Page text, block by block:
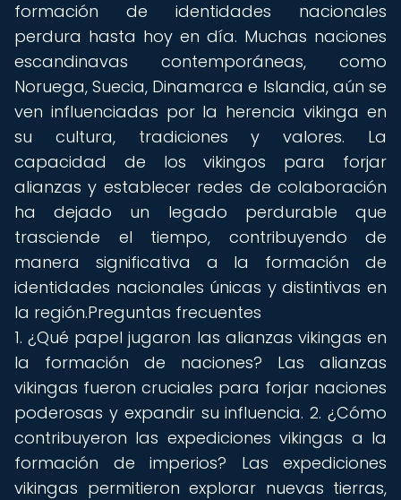
formación de identidades nacionales
perdura hasta hoy en día. Muchas naciones
escandinavas contemporáneas, como
Noruega, Suecia, Dinamarca e Islandia, aún se
ven influenciadas por la herencia vikinga en
su cultura, tradiciones y valores. La
capacidad de los vikingos para forjar
alianzas y establecer redes de colaboración
ha dejado un legado perdurable que
trasciende el tiempo, contribuyendo de
manera significativa a la formación de
identidades nacionales únicas y distintivas en
la región.Preguntas frecuentes
1. ¿Qué papel jugaron las alianzas vikingas en
la formación de naciones? Las alianzas
vikingas fueron cruciales para forjar naciones
poderosas y expandir su influencia. 2. ¿Cómo
contribuyeron las expediciones vikingas a la
formación de imperios? Las expediciones
vikingas permitieron explorar nuevas tierras,